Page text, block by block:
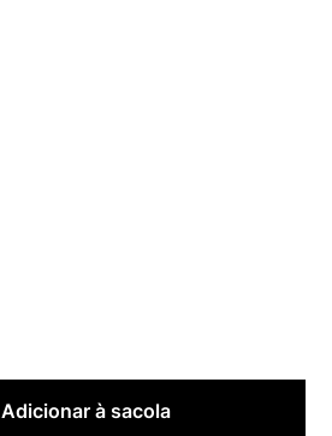
Adicionar à sacola